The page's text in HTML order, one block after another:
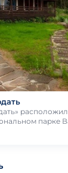
парке